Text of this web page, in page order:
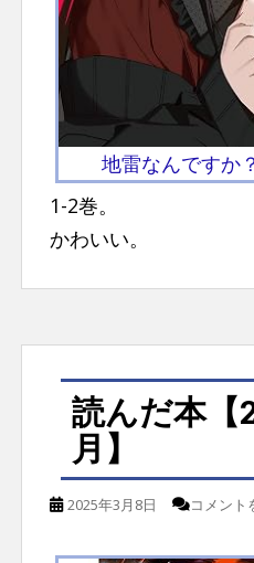
地雷なんですか
1-2巻。
かわいい。
読んだ本【
月】
2025年3月8日 コメント